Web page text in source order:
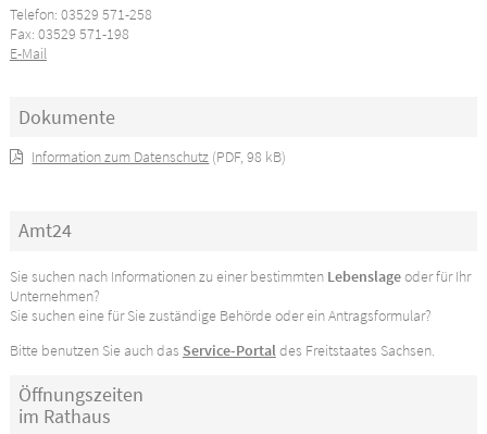
Telefon: 03529 571-258
Fax: 03529 571-198
E-Mail
Dokumente
Information zum Datenschutz (PDF, 98 kB)
Amt24
Sie suchen nach Informationen zu einer bestimmten Lebenslageoder für Ihr
Unternehmen?
Sie suchen eine für Sie zuständige Behörde oder ein Antragsformular?
Bitte benutzen Sie auch das Service-Portaldes Freitstaates Sachsen.
Öffnungszeiten
im Rathaus